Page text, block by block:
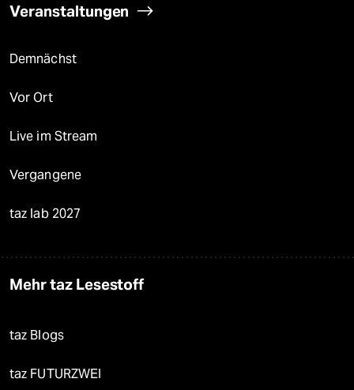
Veranstaltungen
Demnächst
Vor Ort
Live im Stream
Vergangene
taz lab 2027
Mehr taz Lesestoff
taz Blogs
taz FUTURZWEI